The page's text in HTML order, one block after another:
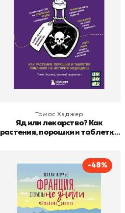
историю медицины
В корзину
Томас Хэджер
Яд или лекарство? Как
растения, порошки и таблетки
-48%
Франция, которую вы не
знали
Мария Перрье
Издательство
АСТ